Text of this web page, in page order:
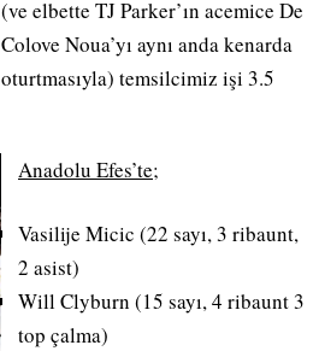
(ve elbette TJ Parker’ın acemice De
Colove Noua’yı aynı anda kenarda
oturtmasıyla) temsilcimiz işi 3.5
Anadolu Efes’te;
Vasilije Micic (22 sayı, 3 ribaunt,
2 asist)
Will Clyburn (15 sayı, 4 ribaunt 3
top çalma)